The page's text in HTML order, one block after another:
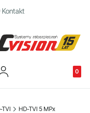
Kontakt
HD-TVI 5 MPx